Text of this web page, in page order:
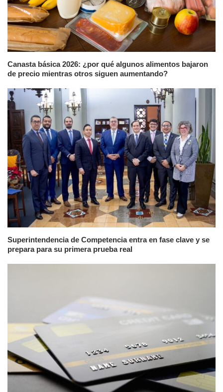
Canasta básica 2026: ¿por qué algunos alimentos bajaron
de precio mientras otros siguen aumentando?
Superintendencia de Competencia entra en fase clave y se
prepara para su primera prueba real